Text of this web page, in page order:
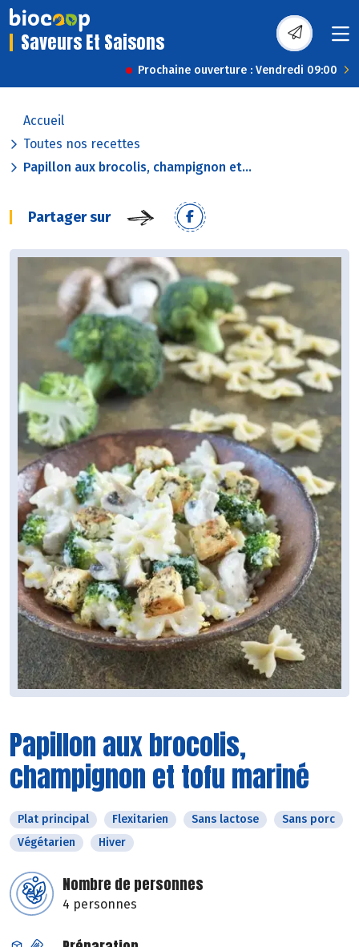
Saveurs Et Saisons
Prochaine ouverture : Vendredi 09:00
Accueil
Toutes nos recettes
Papillon aux brocolis, champignon et...
Partager sur
Papillon aux brocolis,
champignon et tofu mariné
Plat principal Flexitarien Sans lactose
Sans porc
Végétarien
Hiver
Nombre de personnes
4 personnes